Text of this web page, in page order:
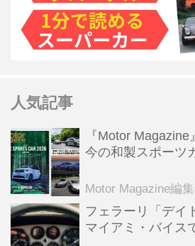
人気記事
『Motor
今の和製スポーツ
Motor Magazine編
フェラーリ「デイ
マイアミ・バイス